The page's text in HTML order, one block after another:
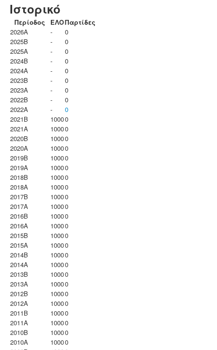
Ιστορικό
Περίοδος ΕΛΟΠαρτίδες
2026A
-
0
2025B
-
0
2025A
-
0
2024B
-
0
2024A
-
0
2023B
-
0
2023Α
-
0
2022B
-
0
2022A
-
0
2021B
10000
2021A
10000
2020B
10000
2020A
10000
2019B
10000
2019A
10000
2018B
10000
2018A
10000
2017B
10000
2017A
10000
2016B
10000
2016A
10000
2015B
10000
2015A
10000
2014B
10000
2014A
10000
2013B
10000
2013A
10000
2012B
10000
2012A
10000
2011B
10000
2011A
10000
2010B
10000
2010A
10000